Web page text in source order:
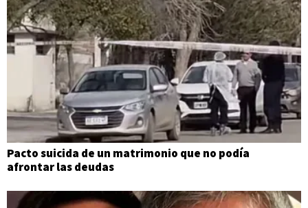
Pacto suicida de un matrimonio que no podía
afrontar las deudas